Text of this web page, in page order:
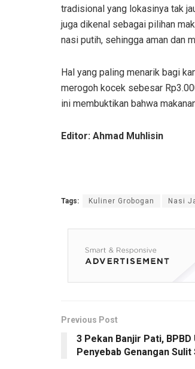
tradisional yang lokasinya tak
juga dikenal sebagai pilihan
nasi putih, sehingga aman dan
Hal yang paling menarik bagi
merogoh kocek sebesar
ini membuktikan bahwa
Editor: Ahmad Muhlisin
Tags: Kuliner Grobogan Nasi
Previous Post
3 Pekan Banjir Pati, BPBD
Penyebab Genangan Sulit